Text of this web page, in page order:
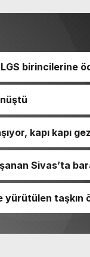
birincilerine
kapı kapı
Sivas’ta
yürütülen